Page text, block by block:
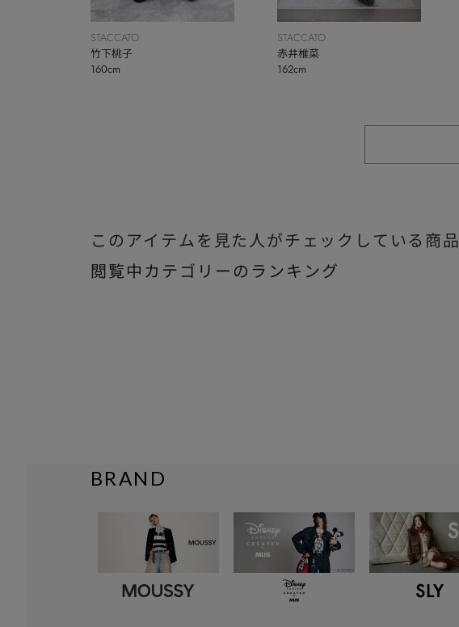
STACCATO
竹下桃子
160cm
STACCATO
赤井椎菜
162cm
このアイテムを見た人がチェックしている商品
閲覧中カテゴリーのランキング
BRAND